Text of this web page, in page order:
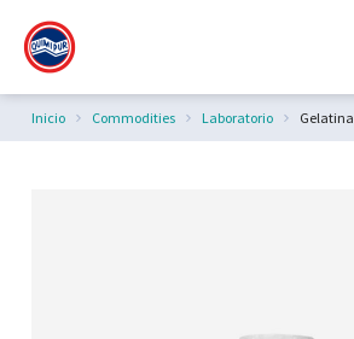
Estás aquí:
Inicio Commodities Laboratorio Gelatina